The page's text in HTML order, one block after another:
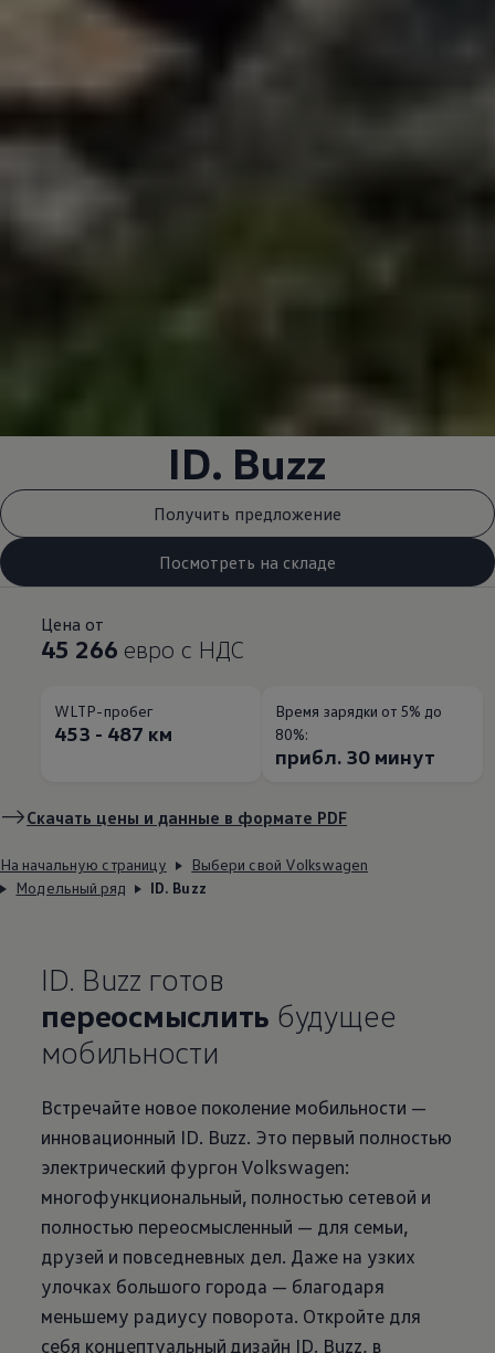
ID. Buzz
Получить предложение
Посмотреть на складе
Цена от
45 266 евро с НДС
WLTP-пробег
453 - 487 км
Время зарядки от 5% до
80%:
прибл. 30 минут
Скачать цены и данные в формате PDF
На начальную страницу
Выбери свой Volkswagen
Модельный ряд
ID. Buzz
ID. Buzz готов
переосмыслить будущее
мобильности
Встречайте новое поколение мобильности —
инновационный ID. Buzz. Это первый полностью
электрический фургон Volkswagen:
многофункциональный, полностью сетевой и
полностью переосмысленный — для семьи,
друзей и повседневных дел. Даже на узких
улочках большого города — благодаря
меньшему радиусу поворота. Откройте для
себя концептуальный дизайн ID. Buzz, в